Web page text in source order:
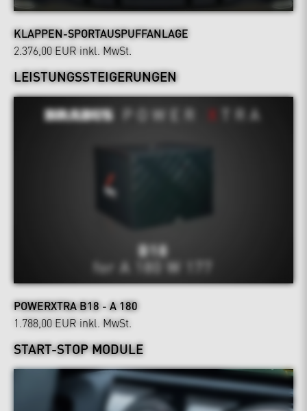
KLAPPEN-SPORTAUSPUFFANLAGE
2.376,00 EUR inkl. MwSt.
LEISTUNGSSTEIGERUNGEN
POWERXTRA B18 - A 180
1.788,00 EUR inkl. MwSt.
START-STOP MODULE